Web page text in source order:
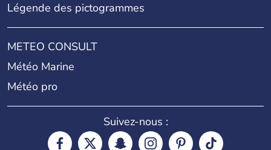
Légende des pictogrammes
METEO CONSULT
Météo Marine
Météo pro
Suivez-nous :